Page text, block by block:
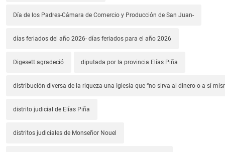
Día de los Padres-Cámara de Comercio y Producción de San Juan-
días feriados del año 2026- días feriados para el año 2026
Digesett agradeció diputada por la provincia Elías Piña
distribución diversa de la riqueza-una Iglesia que “no sirva al dinero o a sí
distrito judicial de Elías Piña
distritos judiciales de Monseñor Nouel